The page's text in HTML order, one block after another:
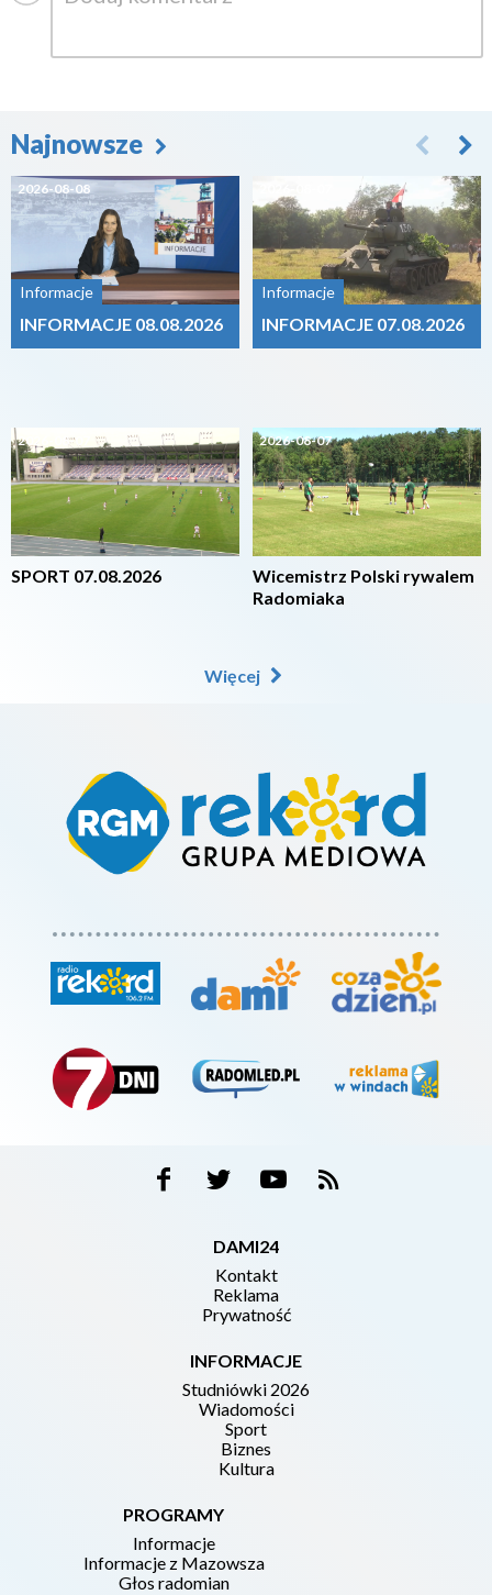
Najnowsze
2026-08-08
Informacje
INFORMACJE 08.08.2026
2026-08-07
SPORT 07.08.2026
Informacje
INFORMACJE 07.08.2026
2026-08-07
Wicemistrz Polski rywalem
Radomiaka
Więcej
DAMI24
Kontakt
Reklama
Prywatność
INFORMACJE
Studniówki 2026
Wiadomości
Sport
Biznes
Kultura
PROGRAMY
Informacje
Informacje z Mazowsza
Głos radomian